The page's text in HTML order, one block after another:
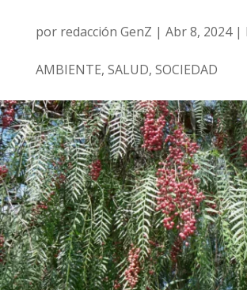
por redacción GenZ | Abr 8, 2024|
AMBIENTE, SALUD, SOCIEDAD